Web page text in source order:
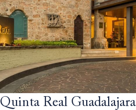
Quinta Real Guadalajara